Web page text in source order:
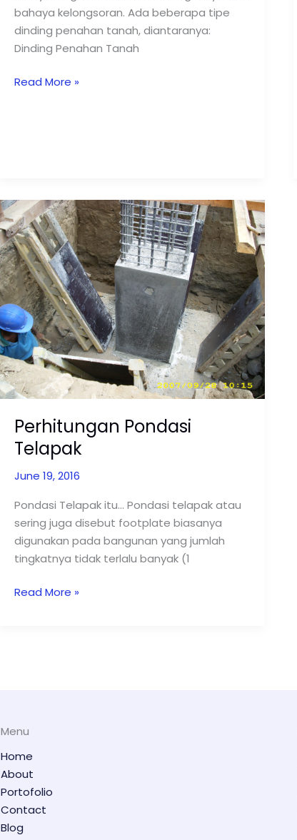
bahaya kelongsoran. Ada beberapa tipe
dinding penahan tanah, diantaranya:
Dinding Penahan Tanah
Read More »
Perhitungan Pondasi
Telapak
June 19, 2016
Pondasi Telapak itu… Pondasi telapak atau
sering juga disebut footplate biasanya
digunakan pada bangunan yang jumlah
tingkatnya tidak terlalu banyak (1
Perhitungan
Pondasi
Telapak
Read More »
Menu
Home
About
Portofolio
Contact
Blog